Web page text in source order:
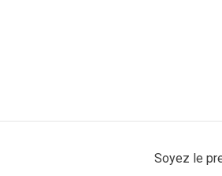
Soyez le